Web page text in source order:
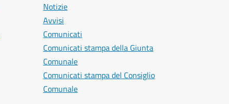
Notizie
Avvisi
Comunicati
Comunicati stampa della Giunta
Comunale
Comunicati stampa del Consiglio
Comunale